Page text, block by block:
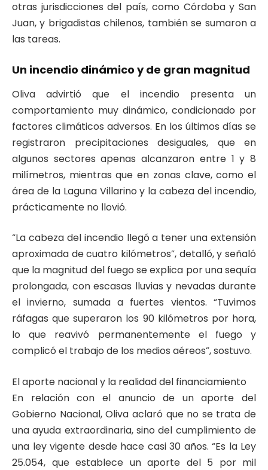
otras jurisdicciones del país, como Córdoba y San
Juan, y brigadistas chilenos, también se sumaron a
las tareas.
Un incendio dinámico y de gran magnitud
Oliva advirtió que el incendio presenta un
comportamiento muy dinámico, condicionado por
factores climáticos adversos. En los últimos días se
registraron precipitaciones desiguales, que en
algunos sectores apenas alcanzaron entre 1 y 8
milímetros, mientras que en zonas clave, como el
área de la Laguna Villarino y la cabeza del incendio,
prácticamente no llovió.
“La cabeza del incendio llegó a tener una extensión
aproximada de cuatro kilómetros”, detalló, y señaló
que la magnitud del fuego se explica por una sequía
prolongada, con escasas lluvias y nevadas durante
el invierno, sumada a fuertes vientos. “Tuvimos
ráfagas que superaron los 90 kilómetros por hora,
lo que reavivó permanentemente el fuego y
complicó el trabajo de los medios aéreos”, sostuvo.
El aporte nacional y la realidad del financiamiento
En relación con el anuncio de un aporte del
Gobierno Nacional, Oliva aclaró que no se trata de
una ayuda extraordinaria, sino del cumplimiento de
una ley vigente desde hace casi 30 años. “Es la Ley
25.054, que establece un aporte del 5 por mil